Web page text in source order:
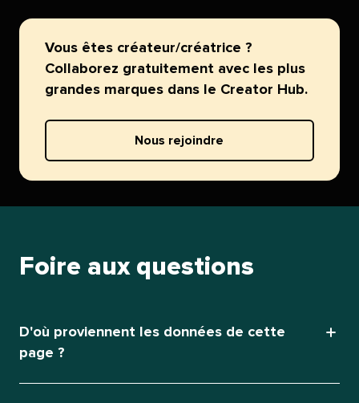
Vous êtes créateur/créatrice ?
Collaborez gratuitement avec les plus
grandes marques dans le Creator Hub.​​
Nous rejoindre​​
Foire aux questions​​
D'où proviennent les données de cette
page ?​​